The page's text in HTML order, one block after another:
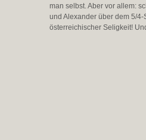
man selbst. Aber vor allem:
und Alexander über dem 5/
österreichischer Seligkeit!